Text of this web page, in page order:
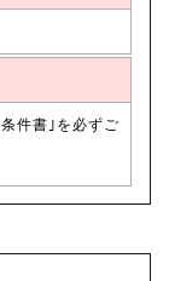
件書｣を必ずご